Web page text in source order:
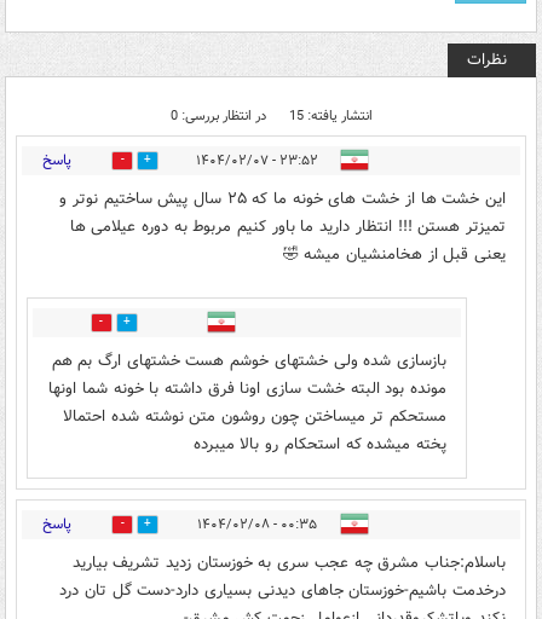
نظرات
انتشار یافته: 15 در انتظار بررسی: 0
۲۳:۵۲ - ۱۴۰۴/۰۲/۰۷ 1 پاسخ
این خشت ها از خشت های خونه ما که ۲۵ سال پیش ساختیم نوتر و
تمیزتر هستن !!! انتظار دارید ما باور کنیم مربوط به دوره عیلامی ها
یعنی قبل از هخامنشیان میشه 🤣
0
بازسازی شده ولی خشتهای خوشم هست خشتهای ارگ بم هم
مونده بود البته خشت سازی اونا فرق داشته با خونه شما اونها
مستحکم تر میساختن چون روشون متن نوشته شده احتمالا
پخته میشده که استحکام رو بالا میبرده
۰۰:۳۵ - ۱۴۰۴/۰۲/۰۸ 5 پاسخ
باسلام:جناب مشرق چه عجب سری به خوزستان زدید تشریف بیارید
درخدمت باشیم-خوزستان جاهای دیدنی بسیاری دارد-دست گل تان درد